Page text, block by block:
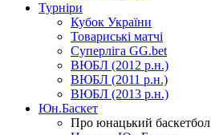
Турніри
Кубок України
Товариські матчі
Суперліга GG.bet
ВЮБЛ (2012 р.н.)
ВЮБЛ (2011 р.н.)
ВЮБЛ (2013 р.н.)
Юн.Баскет
Про юнацький баскетбол